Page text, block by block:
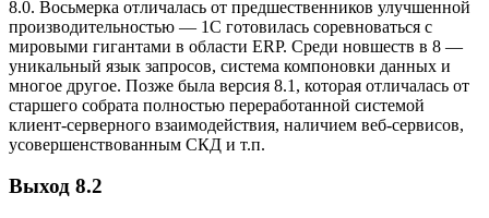
8.0. Восьмерка отличалась от предшественников улучшенной
производительностью — 1С готовилась соревноваться с
мировыми гигантами в области ERP. Среди новшеств в 8 —
уникальный язык запросов, система компоновки данных и
многое другое. Позже была версия 8.1, которая отличалась от
старшего собрата полностью переработанной системой
клиент-серверного взаимодействия, наличием веб-сервисов,
усовершенствованным СКД и т.п.
Выход 8.2